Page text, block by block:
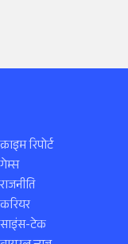
क्राइम रिपोर्ट
गेम्स
राजनीति
करियर
साइंस-टेक